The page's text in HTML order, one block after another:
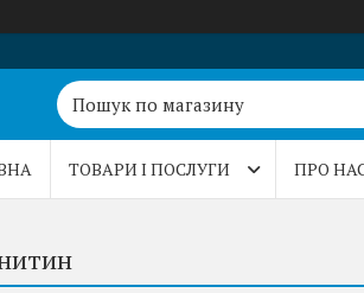
ТОВАРИ І ПОСЛУГИ ПРО